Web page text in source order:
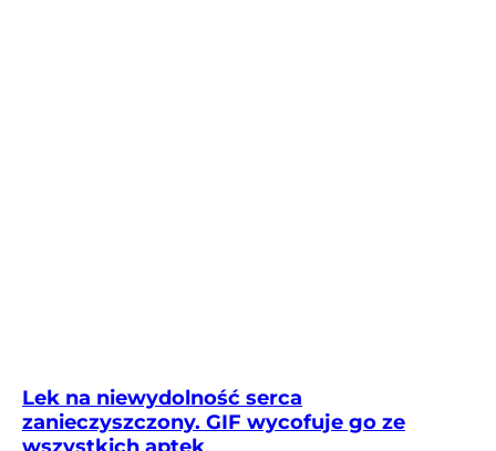
Lek na niewydolność serca
zanieczyszczony. GIF wycofuje go ze